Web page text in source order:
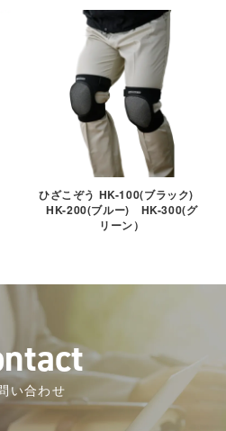
ひざこぞう HK-100(ブラック)
HK-200(ブルー) HK-300(グ
リーン）
ntact
い合わせ